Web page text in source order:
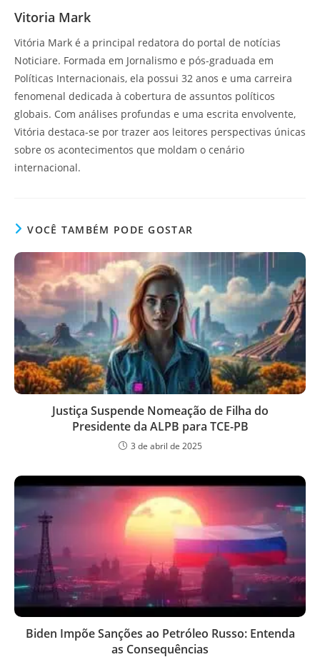
Vitoria Mark
Vitória Mark é a principal redatora do portal de notícias
Noticiare. Formada em Jornalismo e pós-graduada em
Políticas Internacionais, ela possui 32 anos e uma carreira
fenomenal dedicada à cobertura de assuntos políticos
globais. Com análises profundas e uma escrita envolvente,
Vitória destaca-se por trazer aos leitores perspectivas únicas
sobre os acontecimentos que moldam o cenário
internacional.
VOCÊ TAMBÉM PODE GOSTAR
Justiça Suspende Nomeação de Filha do
Presidente da ALPB para TCE-PB
3 de abril de 2025
Biden Impõe Sanções ao Petróleo Russo: Entenda
as Consequências